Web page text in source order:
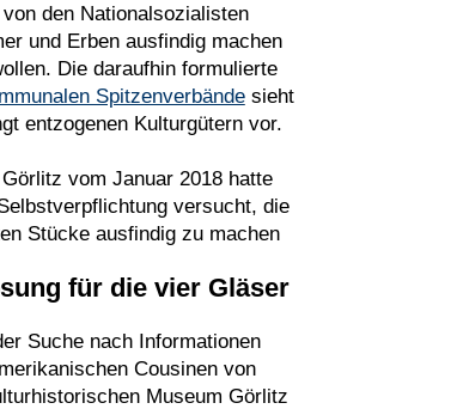
den Nationalsozialisten
und Erben ausfindig machen
Die daraufhin formulierte
Spitzenverbändesieht
entzogenen Kulturgütern vor.
vom Januar 2018 hatte
versucht, die
Stücke ausfindig zu machen
für die vier Gläser
Suche nach Informationen
Cousinen von
Museum Görlitz